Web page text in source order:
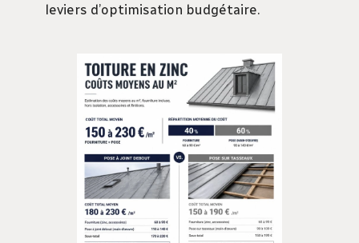
leviers d’optimisation budgétaire.